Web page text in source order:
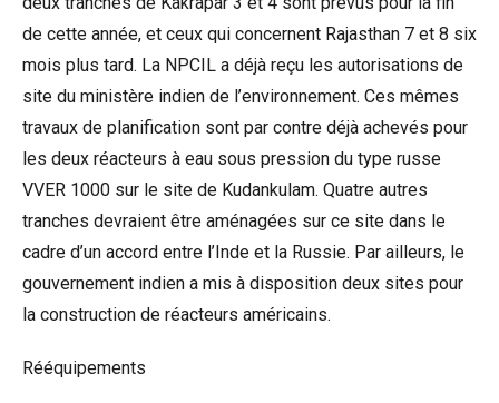
de cette année, et ceux qui concernent Rajasthan 7 et 8 six
mois plus tard. La NPCIL a déjà reçu les autorisations de
site du ministère indien de l’environnement. Ces mêmes
travaux de planification sont par contre déjà achevés pour
les deux réacteurs à eau sous pression du type russe
VVER 1000 sur le site de Kudankulam. Quatre autres
tranches devraient être aménagées sur ce site dans le
cadre d’un accord entre l’Inde et la Russie. Par ailleurs, le
gouvernement indien a mis à disposition deux sites pour
la construction de réacteurs américains.
Rééquipements